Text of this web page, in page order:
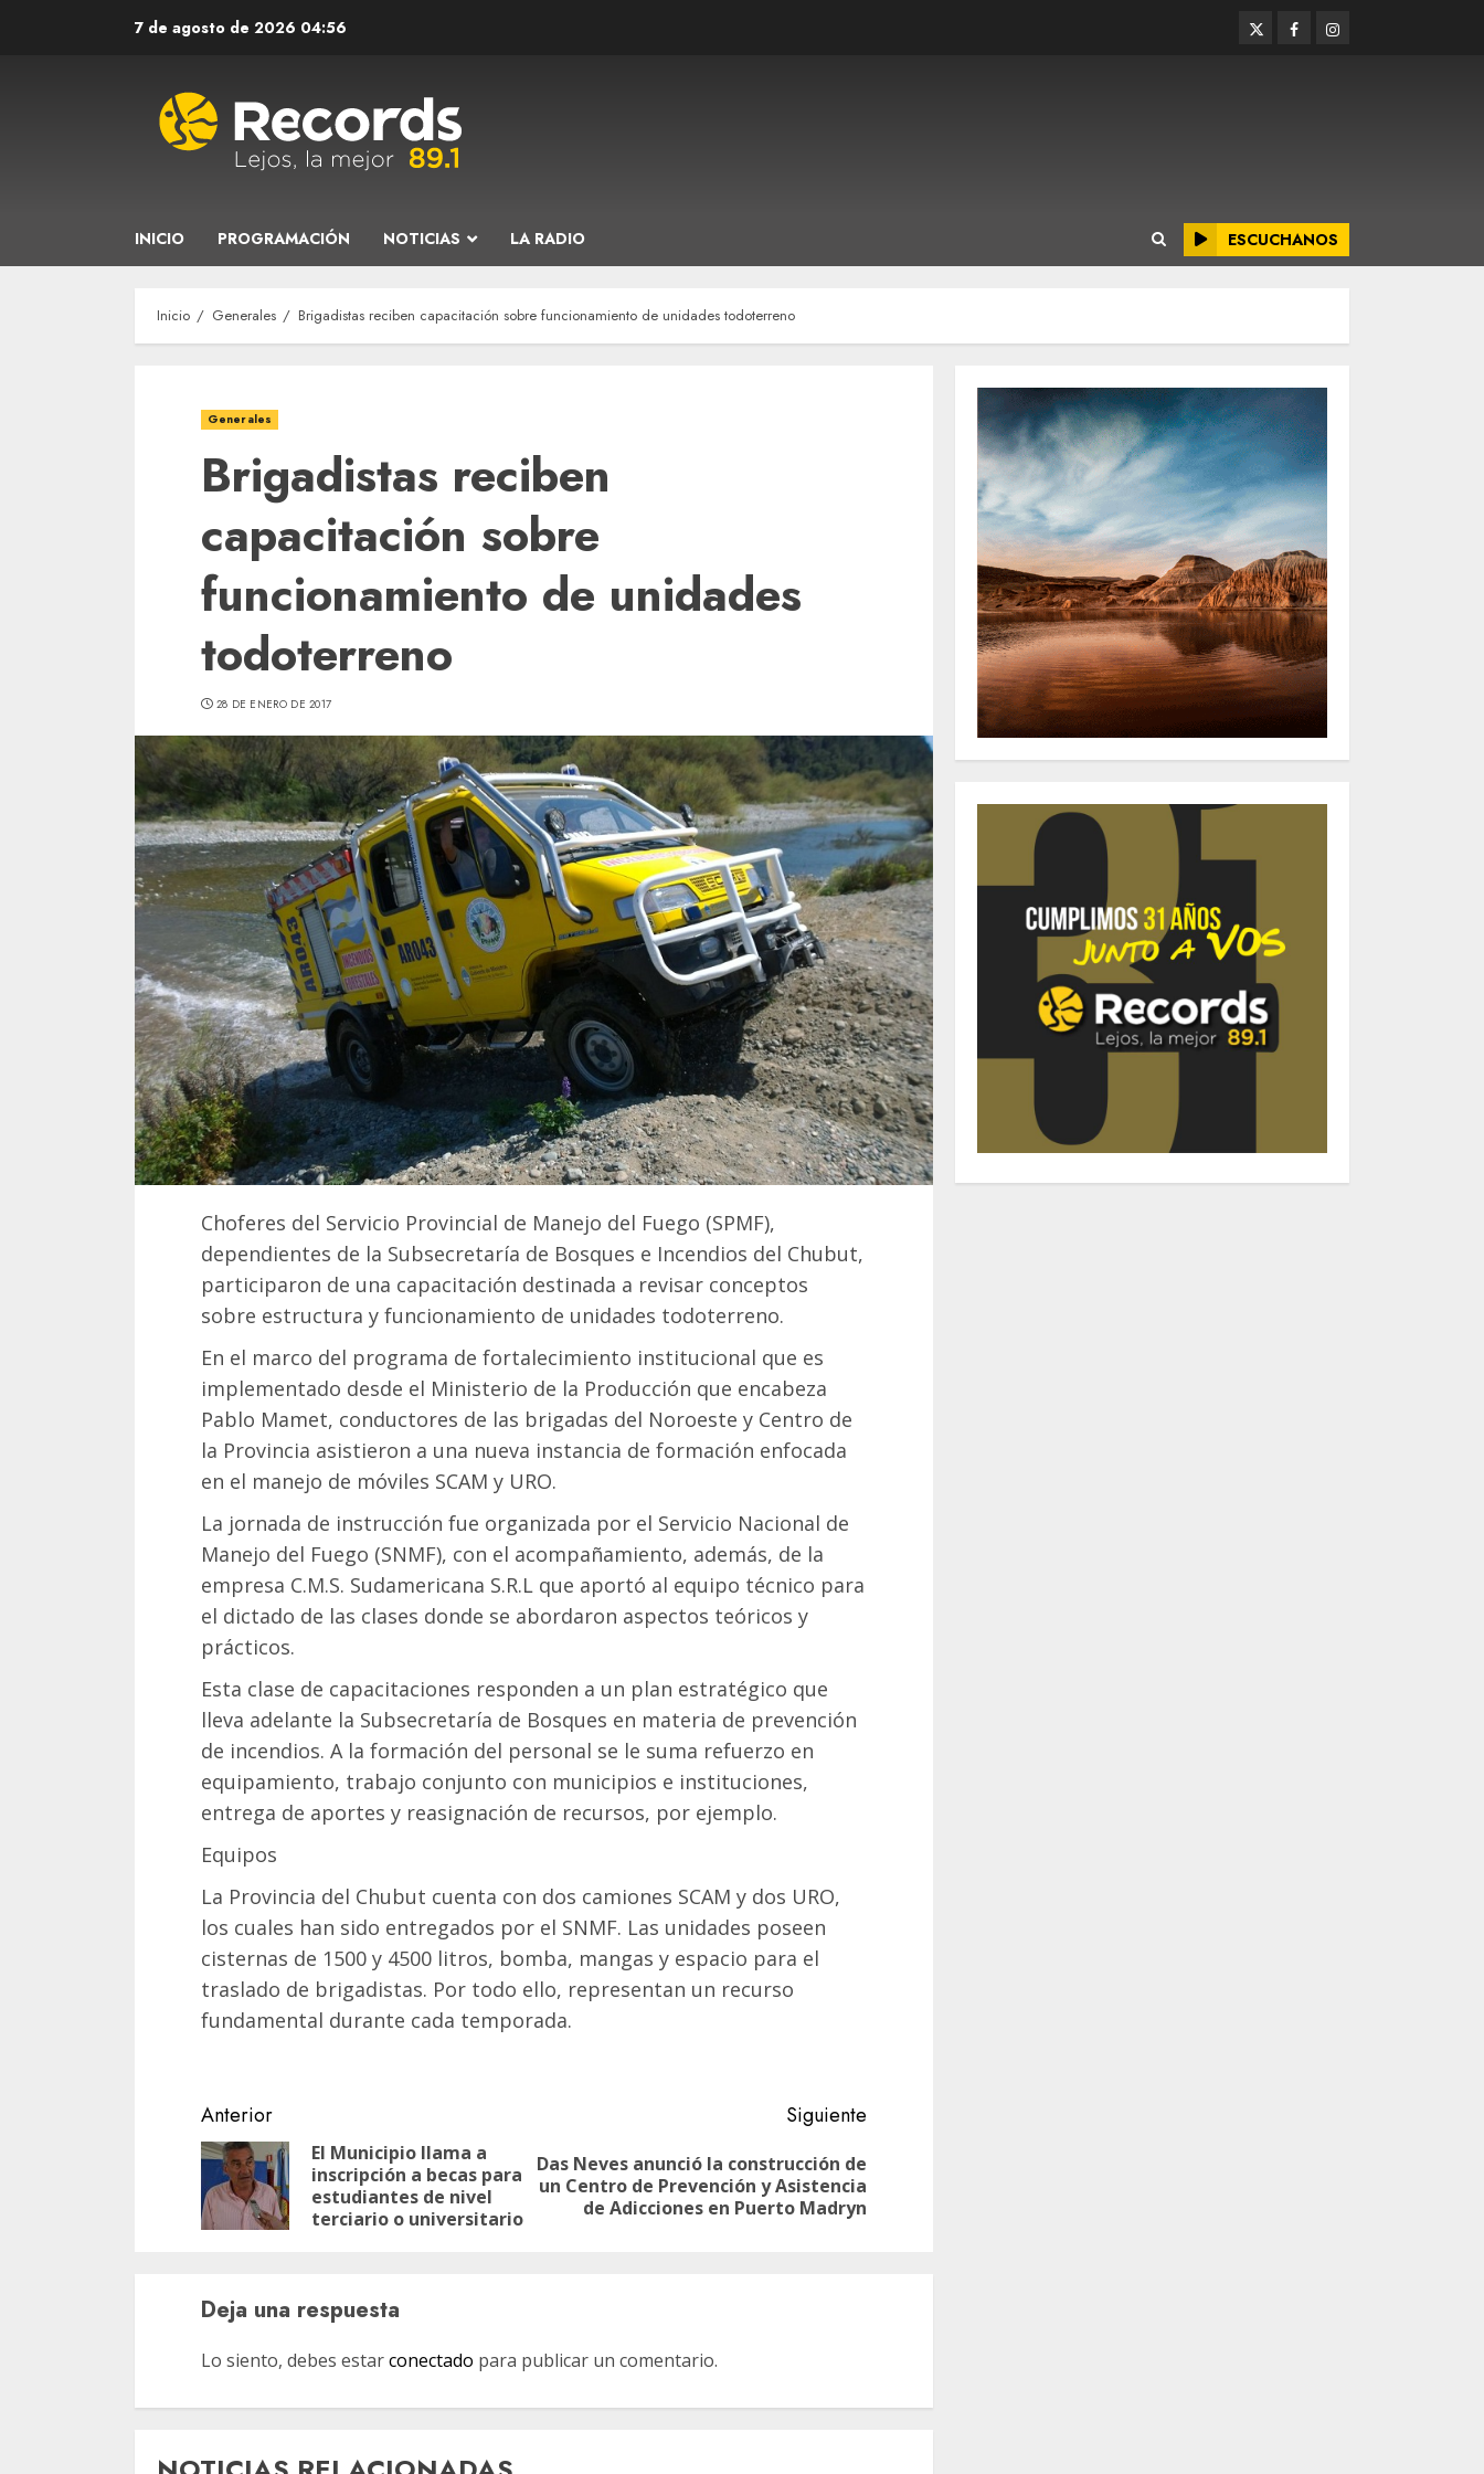
7 de agosto de 2026 04:56 TwitterFacebookInstagram
INICIO PROGRAMACIÓN NOTICIAS LA RADIO ESCUCHANOS
Inicio Generales Brigadistas reciben capacitación sobre funcionamiento de unidades todoterreno
Generales
Brigadistas reciben
capacitación sobre
funcionamiento de unidades
todoterreno
28 DE ENERO DE 2017
Choferes del Servicio Provincial de Manejo del Fuego (SPMF),
dependientes de la Subsecretaría de Bosques e Incendios del Chubut,
participaron de una capacitación destinada a revisar conceptos
sobre estructura y funcionamiento de unidades todoterreno.
En el marco del programa de fortalecimiento institucional que es
implementado desde el Ministerio de la Producción que encabeza
Pablo Mamet, conductores de las brigadas del Noroeste y Centro de
la Provincia asistieron a una nueva instancia de formación enfocada
en el manejo de móviles SCAM y URO.
La jornada de instrucción fue organizada por el Servicio Nacional de
Manejo del Fuego (SNMF), con el acompañamiento, además, de la
empresa C.M.S. Sudamericana S.R.L que aportó al equipo técnico para
el dictado de las clases donde se abordaron aspectos teóricos y
prácticos.
Esta clase de capacitaciones responden a un plan estratégico que
lleva adelante la Subsecretaría de Bosques en materia de prevención
de incendios. A la formación del personal se le suma refuerzo en
equipamiento, trabajo conjunto con municipios e instituciones,
entrega de aportes y reasignación de recursos, por ejemplo.
Equipos
La Provincia del Chubut cuenta con dos camiones SCAM y dos URO,
los cuales han sido entregados por el SNMF. Las unidades poseen
cisternas de 1500 y 4500 litros, bomba, mangas y espacio para el
traslado de brigadistas. Por todo ello, representan un recurso
fundamental durante cada temporada.
Navegación
de
entradas
Anterior
Entrada
anterior:
El Municipio llama a
inscripción a becas para
estudiantes de nivel
terciario o universitario
Siguiente
Siguiente
entrada:
Das Neves anunció la construcción de
un Centro de Prevención y Asistencia
de Adicciones en Puerto Madryn
Deja una respuesta
Lo siento, debes estarconectado para publicar un comentario.